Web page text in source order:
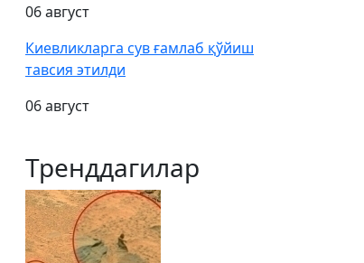
06 август
Киевликларга сув ғамлаб қўйиш
тавсия этилди
06 август
Тренддагилар